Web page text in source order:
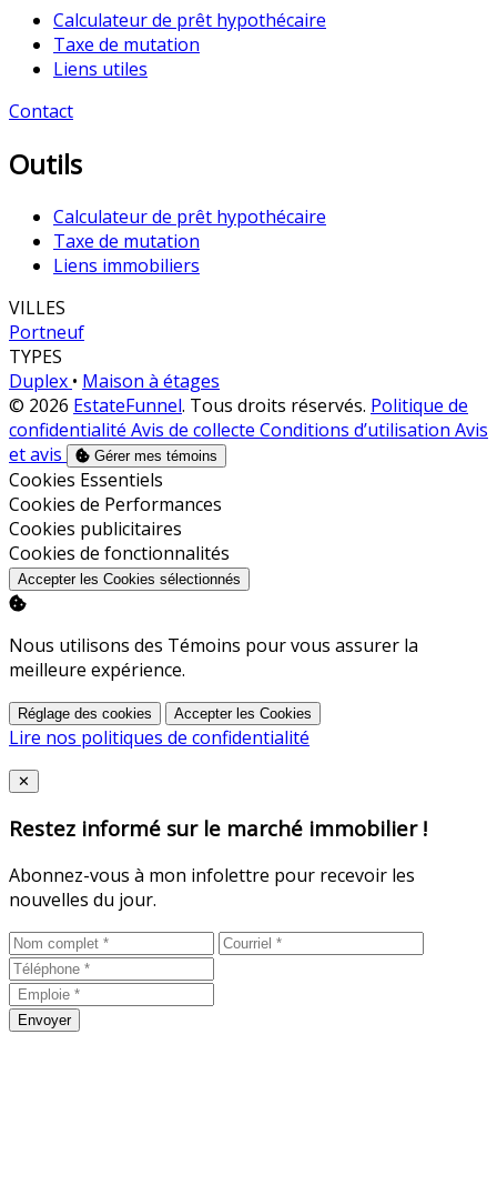
Calculateur de prêt hypothécaire
Taxe de mutation
Liens utiles
Contact
Outils
Calculateur de prêt hypothécaire
Taxe de mutation
Liens immobiliers
VILLES
Portneuf
TYPES
Duplex • Maison à étages
© 2026 EstateFunnel. Tous droits réservés. Politique de
confidentialité Avis de collecte Conditions d’utilisation Avis
et avis
Gérer mes témoins
Activer
Cookies Essentiels
Activer
Cookies de Performances
Activer
Cookies publicitaires
Activer
Cookies de fonctionnalités
Accepter les Cookies sélectionnés
Nous utilisons des Témoins pour vous assurer la
meilleure expérience.
Réglage des cookies Accepter les Cookies
Lire nos politiques de confidentialité
Close
✕
Restez informé sur le marché immobilier !
Abonnez-vous à mon infolettre pour recevoir les
nouvelles du jour.
Envoyer